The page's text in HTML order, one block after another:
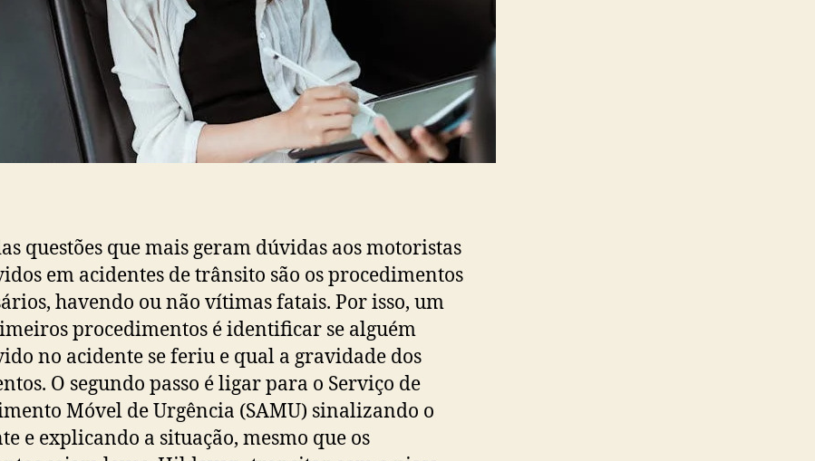
questões que mais geram dúvidas aos motoristas
em acidentes de trânsito são os procedimentos
havendo ou não vítimas fatais. Por isso, um
procedimentos é identificar se alguém
no acidente se feriu e qual a gravidade dos
O segundo passo é ligar para o Serviço de
Móvel de Urgência (SAMU) sinalizando o
e explicando a situação, mesmo que os